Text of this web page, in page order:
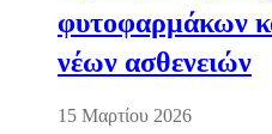
φυτοφαρμάκων
νέων ασθενειών
15 Μαρτίου 2026